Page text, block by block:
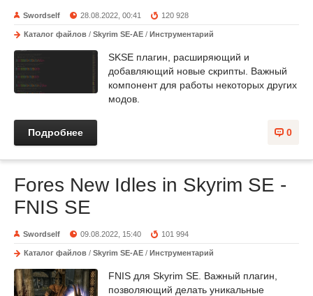
Swordself 28.08.2022, 00:41 120 928
Каталог файлов / Skyrim SE-AE / Инструментарий
SKSE плагин, расширяющий и
добавляющий новые скрипты. Важный
компонент для работы некоторых других
модов.
0
Подробнее
Fores New Idles in Skyrim SE -
FNIS SE
Swordself 09.08.2022, 15:40 101 994
Каталог файлов / Skyrim SE-AE / Инструментарий
FNIS для Skyrim SE. Важный плагин,
позволяющий делать уникальные